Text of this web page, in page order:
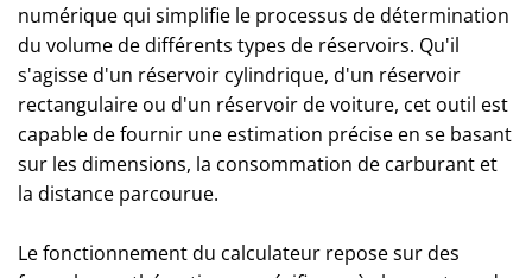
numérique qui simplifie le processus de détermination
du volume de différents types de réservoirs. Qu'il
s'agisse d'un réservoir cylindrique, d'un réservoir
rectangulaire ou d'un réservoir de voiture, cet outil est
capable de fournir une estimation précise en se basant
sur les dimensions, la consommation de carburant et
la distance parcourue.
Le fonctionnement du calculateur repose sur des